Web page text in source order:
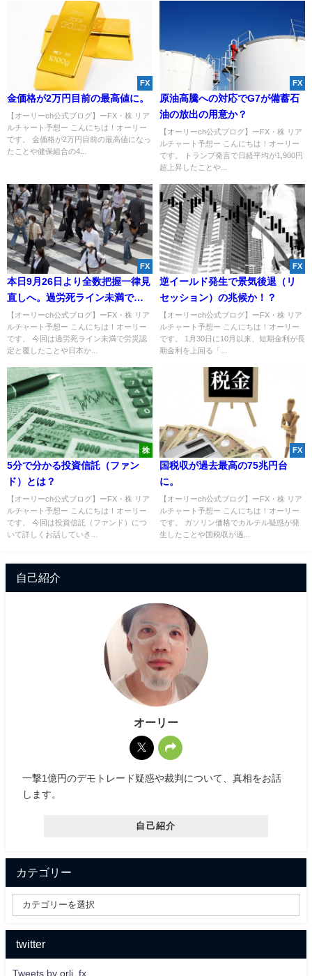
FX
金価格が2万円目前の最高値に。
【オーリーch公式ブログ】ーFX・株 リア
ルチャート予想ー こんにちは！オーリー
です。 金価格が2万円目前の最高値になっ
たことや健保組合の4...
FX
原油高騰への対応でG7が備蓄石
油の放出の用意か？
【オーリーch公式ブログ】ーFX・株 リア
ルチャート予想ー こんにちは！オーリー
です。 トランプ発言で日経平均が1,900円
超上昇したことや...
FX
本日9月26日より全数把握一律見
直しへ。過労死ライン未満で労
災認定と覆した？
【オーリーch公式ブログ】ーFX・株 リア
ルチャート予想ー こんにちは！オーリー
です。 今回は過労死ライン未満で労災認
定と覆したことや日本か...
FX
逆イールド発生で景気後退（リ
セッション）の兆候か！？
【オーリーch公式ブログ】ーFX・株 リア
ルチャート予想ー こんにちは！オーリー
です。 1月30日に10月以来、短期金利が長
期金利を上回る「...
株
5分で分かる投資信託（ファン
ド）とは？
【オーリーch公式ブログ】ーFX・株 リア
ルチャート予想ー こんにちは！オーリー
です。 今回は投資信託（ファンド）につ
いて詳しくお話していき...
FX
国税収が過去最高の75兆円台
に。
【オーリーch公式ブログ】ーFX・株 リア
ルチャート予想ー こんにちは！オーリー
です。 ガソリン価格でカルテル疑惑が発
生したことや国税収が過...
自己紹介
オーリー
一撃1億円のデモトレード疑惑や裁判について、真相をお話
します。
自己紹介
カテゴリー
twitter
Tweets by orli_fx